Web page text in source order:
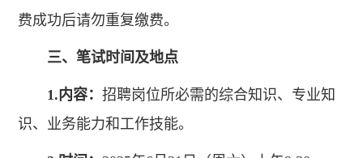
费成功后请勿重复缴费。
三、笔试时间及地点
1.内容： 招聘岗位所必需的综合知识、专业知
识、业务能力和工作技能。